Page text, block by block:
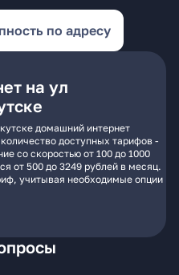
по адресу
на ул
домашний интернет
доступных тарифов -
со скоростью от 100 до 1000
от 500 до 3249 рублей в месяц.
учитывая необходимые опции